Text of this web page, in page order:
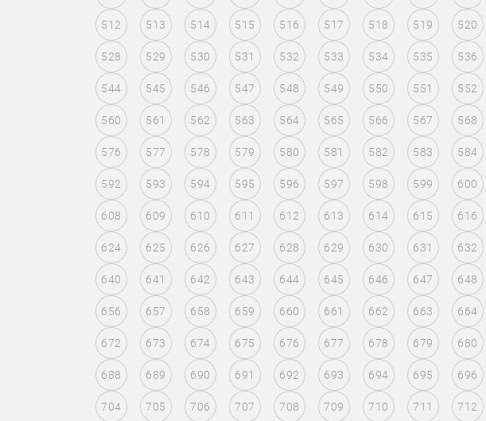
512 513 514 515 516 517 518 519 520
528 529 530 531 532 533 534 535 536
544 545 546 547 548 549 550 551 552
560 561 562 563 564 565 566 567 568
576 577 578 579 580 581 582 583 584
592 593 594 595 596 597 598 599 600
608 609 610 611 612 613 614 615 616
624 625 626 627 628 629 630 631 632
640 641 642 643 644 645 646 647 648
656 657 658 659 660 661 662 663 664
672 673 674 675 676 677 678 679 680
688 689 690 691 692 693 694 695 696
704 705 706 707 708 709 710 711 712